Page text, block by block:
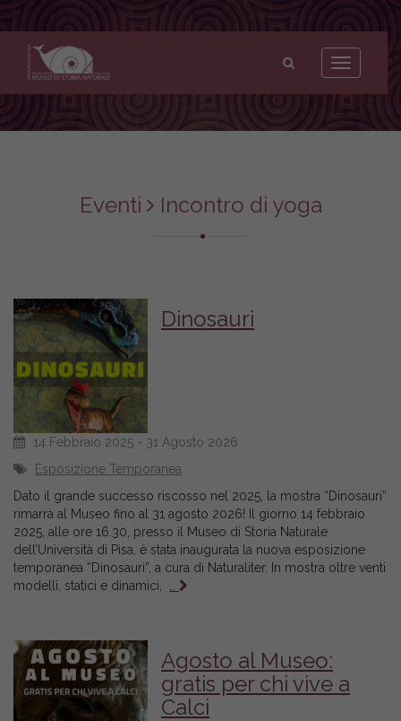
Toggle
navigation
Museo
di
Storia
Naturale
Eventi Incontro di yoga
Dinosauri
14 Febbraio 2025 - 31 Agosto 2026
Esposizione Temporanea
Dato il grande successo riscosso nel 2025, la mostra “Dinosauri”
rimarrà al Museo fino al 31 agosto 2026! Il giorno 14 febbraio
2025, alle ore 16.30, presso il Museo di Storia Naturale
dell’Università di Pisa, è stata inaugurata la nuova esposizione
temporanea “Dinosauri”, a cura di Naturaliter. In mostra oltre venti
modelli, statici e dinamici,
Agosto al Museo:
gratis per chi vive a
Calci